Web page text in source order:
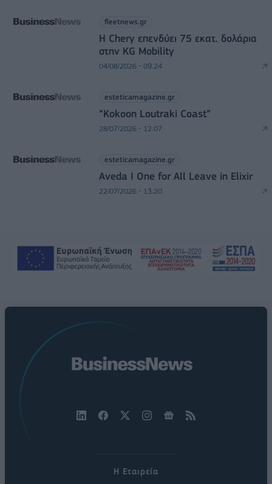
fleetnews.gr
Η Chery επενδύει 75 εκατ. δολάρια
στην KG Mobility
04/08/2026 - 09:24
esteticamagazine.gr
“Kokoon Loutraki Coast”
28/07/2026 - 12:07
esteticamagazine.gr
Aveda I One for All Leave in Elixir
22/07/2026 - 13:20
Η Εταιρεία